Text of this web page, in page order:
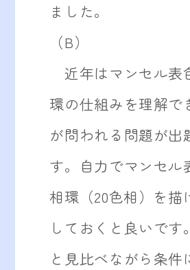
ました。
（B）
近年はマンセル表
環の仕組みを理解で
が問われる問題が出
す。自力でマンセル
相環（20色相）を描
しておくと良いです
と見比べながら条件